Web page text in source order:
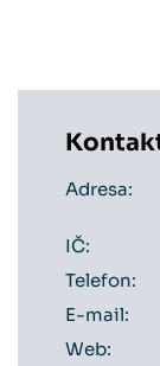
Adresa:
IČ:
Telefon:
E-mail:
Web: